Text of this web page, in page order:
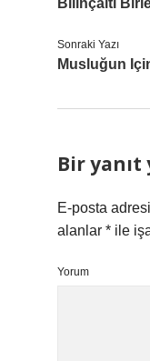
Bilinçaltı
Sonraki Yazı
Musluğun
Bir yanıt
E-posta
alanlar * ile
Yorum